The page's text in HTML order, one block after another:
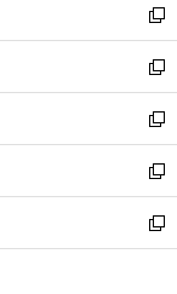
く
で
開
く
ド
ウ
で
開
く
ィ
ン
ド
ウ
で
開
く
い
ウ
ィ
ン
ド
ウ
で
開
く
新
し
い
ウ
ィ
ン
ド
ウ
で
開
新
し
い
ウ
ィ
ン
ド
ウ
新
し
い
ウ
ィ
ン
新
し
い
ウ
新
し